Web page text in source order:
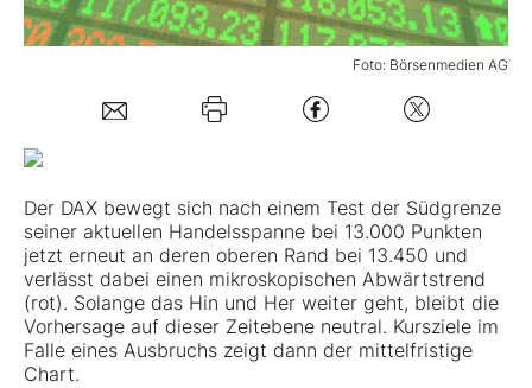
Mein Konto
Foto: Börsenmedien AG
Der DAX bewegt sich nach einem Test der Südgrenze
seiner aktuellen Handelsspanne bei 13.000 Punkten
jetzt erneut an deren oberen Rand bei 13.450 und
verlässt dabei einen mikroskopischen Abwärtstrend
(rot). Solange das Hin und Her weiter geht, bleibt die
Vorhersage auf dieser Zeitebene neutral. Kursziele im
Falle eines Ausbruchs zeigt dann der mittelfristige
Chart.